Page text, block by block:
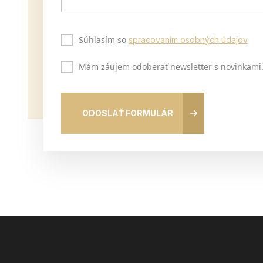
Súhlasím so spracovaním osobných údajov
Mám záujem odoberať newsletter s novinkami.
ODOSLAŤ FORMULÁR